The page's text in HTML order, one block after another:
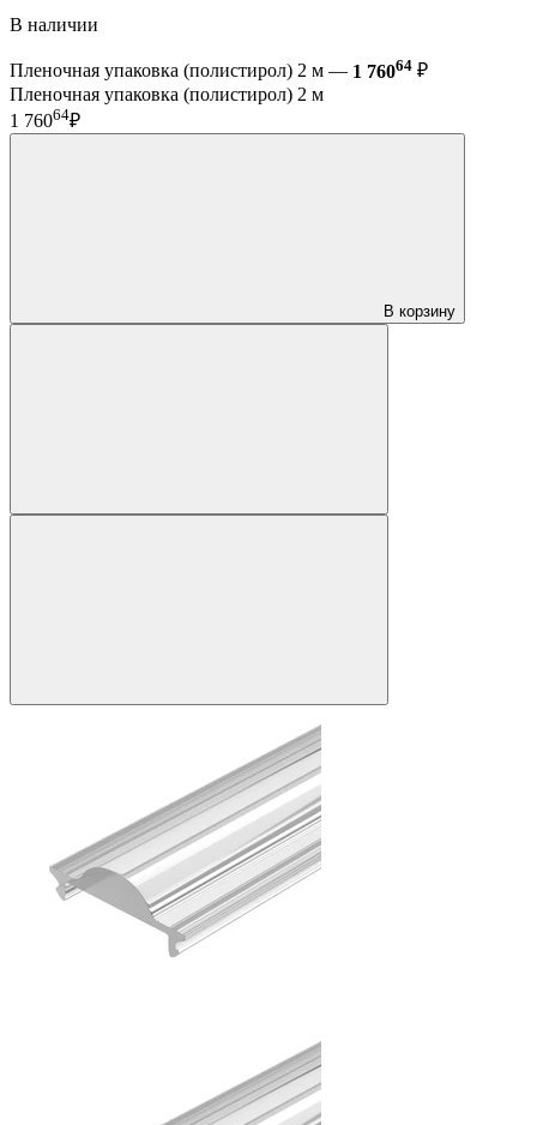
В наличии
Пленочная упаковка (полистирол) 2 м — 1 76064 ₽
Пленочная упаковка (полистирол) 2 м
1 76064₽
В корзину